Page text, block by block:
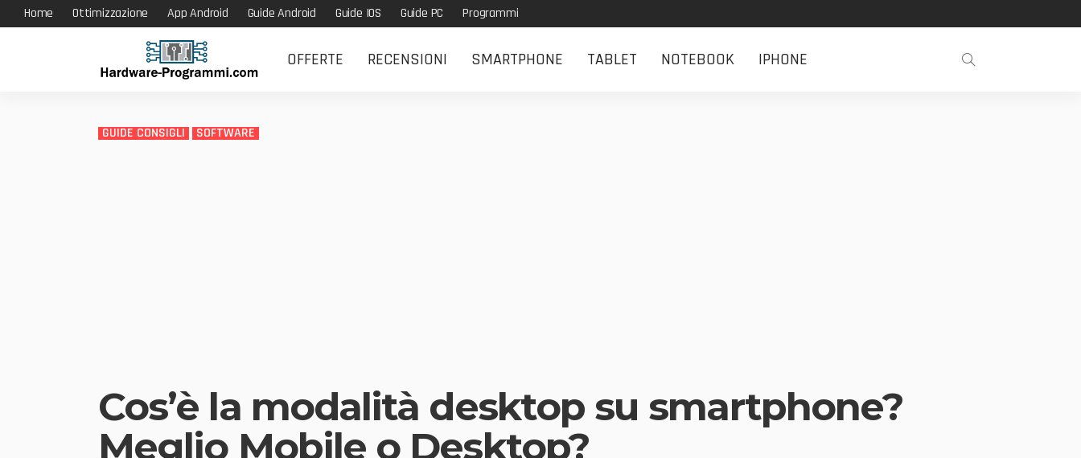
Home Ottimizzazione App Android Guide Android Guide IOS Guide PC Programmi
OFFERTE RECENSIONI SMARTPHONE TABLET NOTEBOOK IPHONE
GUIDE CONSIGLI SOFTWARE
Cos’è la modalità desktop su smartphone?
Meglio Mobile o Desktop?